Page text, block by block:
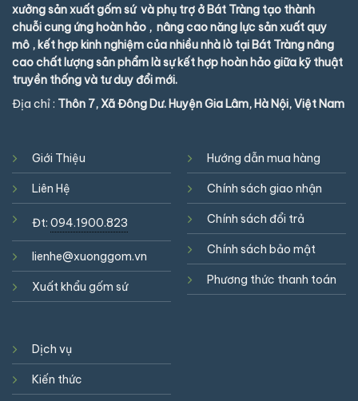
xưởng sản xuất gốm sứ và phụ trợ ở Bát Tràng tạo thành
chuỗi cung ứng hoàn hảo , nâng cao năng lực sản xuất quy
mô , kết hợp kinh nghiệm của nhiều nhà lò tại Bát Tràng nâng
cao chất lượng sản phẩm là sự kết hợp hoàn hảo giữa kỹ thuật
truyền thống và tư duy đổi mới.
Địa chỉ : Thôn 7, Xã Đông Dư. Huyện Gia Lâm, Hà Nội, Việt Nam
Giới Thiệu
Liên Hệ
Đt: 094.1900.823
lienhe@xuonggom.vn
Xuất khẩu gốm sứ
Hướng dẫn mua hàng
Chính sách giao nhận
Chính sách đổi trả
Chính sách bảo mật
Phương thức thanh toán
Dịch vụ
Kiến thức